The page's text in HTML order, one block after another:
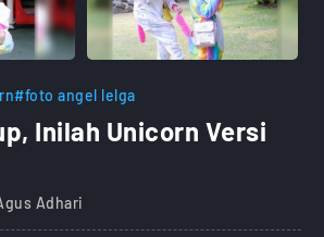
#foto angel lelga
Inilah Unicorn Versi
Adhari